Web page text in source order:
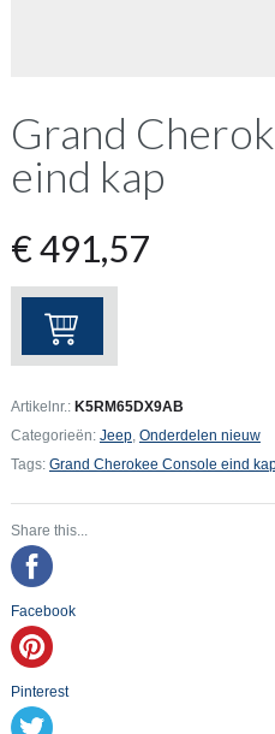
Grand
eind kap
€491,57
Grand
Cherokee
Console
eind
kap
aantal
Artikelnr.: K5RM65DX9AB
Categorieën: Jeep, Onderdelen nieuw
Tags: Grand Cherokee Console eind
Share this...
Facebook
Pinterest